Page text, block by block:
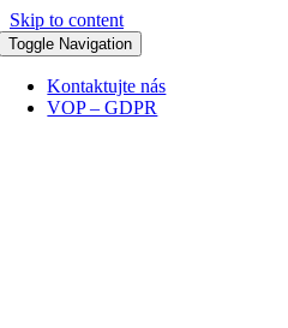
Skip to content
Toggle Navigation
Kontaktujte nás
VOP – GDPR